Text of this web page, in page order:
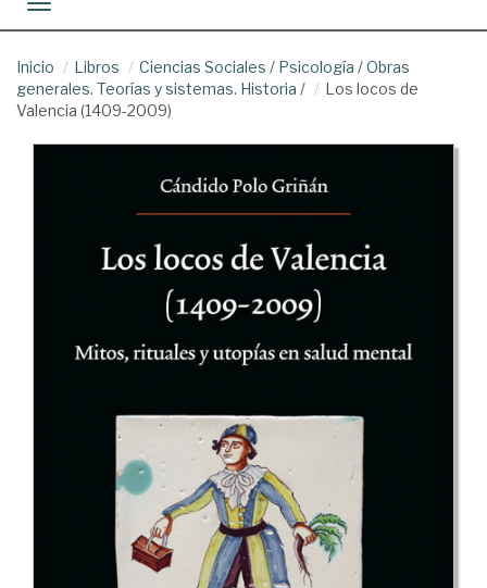
Toggle navigation
Inicio Libros Ciencias Sociales / Psicología /Obras
generales. Teorías y sistemas. Historia /
Los locos de
Valencia (1409-2009)